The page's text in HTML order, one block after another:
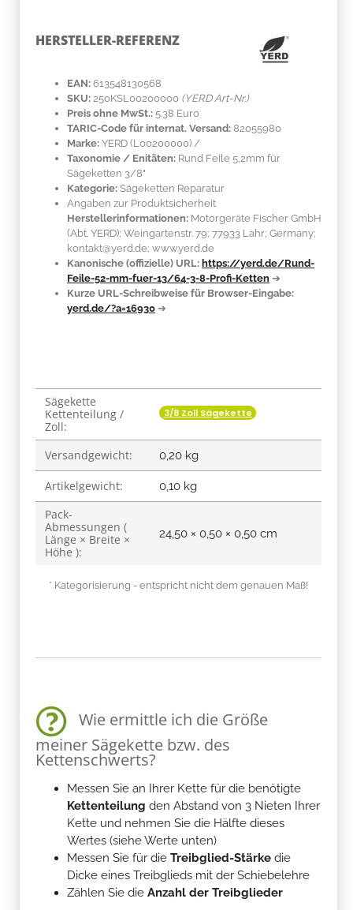
HERSTELLER-REFERENZ
EAN: 613548130568
SKU: 250KSL00200000 (YERD Art-Nr.)
Preis ohne MwSt.: 5.38 Euro
TARIC-Code für internat. Versand: 82055980
Marke: YERD (L00200000) /
Taxonomie / Enitäten: Rund Feile 5,2mm für
Sägeketten 3/8"
Kategorie: Sägeketten Reparatur
Angaben zur Produktsicherheit
Herstellerinformationen: Motorgeräte Fischer GmbH
(Abt. YERD); Weingartenstr. 79; 77933 Lahr; Germany;
kontakt@yerd.de; www.yerd.de
Kanonische (offizielle) URL: https://yerd.de/Rund-
Feile-52-mm-fuer-13/64-3-8-Profi-Ketten ➔
Kurze URL-Schreibweise für Browser-Eingabe:
yerd.de/?a=16930 ➔
Produkteigenschaft
Wert
Sägekette
Kettenteilung /
Zoll:
3/8 Zoll Sägekette
Versandgewicht: 0,20 kg
Artikelgewicht: 0,10 kg
Pack-
Abmessungen (
Länge × Breite ×
Höhe ):
24,50 × 0,50 × 0,50 cm
* Kategorisierung - entspricht nicht dem genauen Maß!
Wie ermittle ich die Größe
meiner Sägekette bzw. des
Kettenschwerts?
Messen Sie an Ihrer Kette für die benötigte
Kettenteilung den Abstand von 3 Nieten Ihrer
Kette und nehmen Sie die Hälfte dieses
Wertes (siehe Werte unten)
Messen Sie für die Treibglied-Stärke die
Dicke eines Treibglieds mit der Schiebelehre
Zählen Sie die Anzahl der Treibglieder